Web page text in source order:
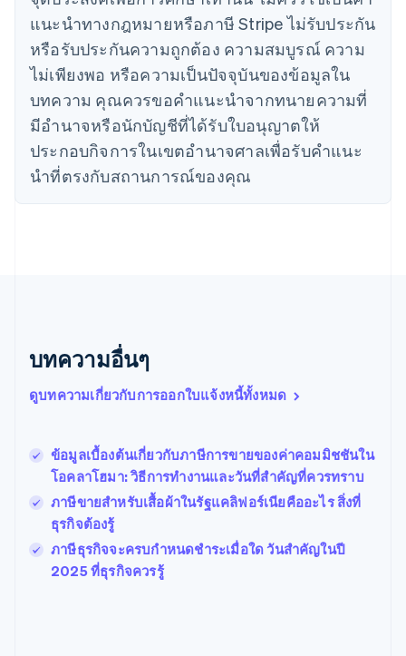
แนะนําทางกฎหมายหรือภาษี Stripe ไม่รับประกัน
หรือรับประกันความถูกต้อง ความสมบูรณ์ ความ
ไม่เพียงพอ หรือความเป็นปัจจุบันของข้อมูลใน
บทความ คุณควรขอคําแนะนําจากทนายความที่
มีอํานาจหรือนักบัญชีที่ได้รับใบอนุญาตให้
ประกอบกิจการในเขตอํานาจศาลเพื่อรับคําแนะ
นําที่ตรงกับสถานการณ์ของคุณ
บทความอื่นๆ
ดูบทความเกี่ยวกับการออกใบแจ้งหนี้ทั้งหมด
ข้อมูลเบื้องต้นเกี่ยวกับภาษีการขายของค่าคอมมิชชันใน
โอคลาโฮมา: วิธีการทํางานและวันที่สําคัญที่ควรทราบ
ภาษีขายสำหรับเสื้อผ้าในรัฐแคลิฟอร์เนียคืออะไร สิ่งที่
ธุรกิจต้องรู้
ภาษีธุรกิจจะครบกําหนดชําระเมื่อใด วันสำคัญในปี
2025 ที่ธุรกิจควรรู้
โครเอเชีย
EnglishItaliano
จีนแผ่นดินใหญ่
简体中文 English
ไซปรัส
English
日本語English
เดนมาร์ก
English
ไทย
ไทยEnglish
PortuguêsEnglish
English
โปรตุเกส
Português English
โปแลนด์
English
ฝรั่งเศส
Français
ฟินแลนด์
EnglishSvenska